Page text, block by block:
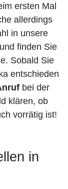
ersten Mal
allerdings
in unsere
finden Sie
Sobald Sie
entschieden
bei der
klären, ob
vorrätig ist!
in